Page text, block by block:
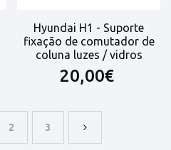
Hyundai H1 - Suporte
fixação de comutador de
coluna luzes / vidros
20,00€
2 3